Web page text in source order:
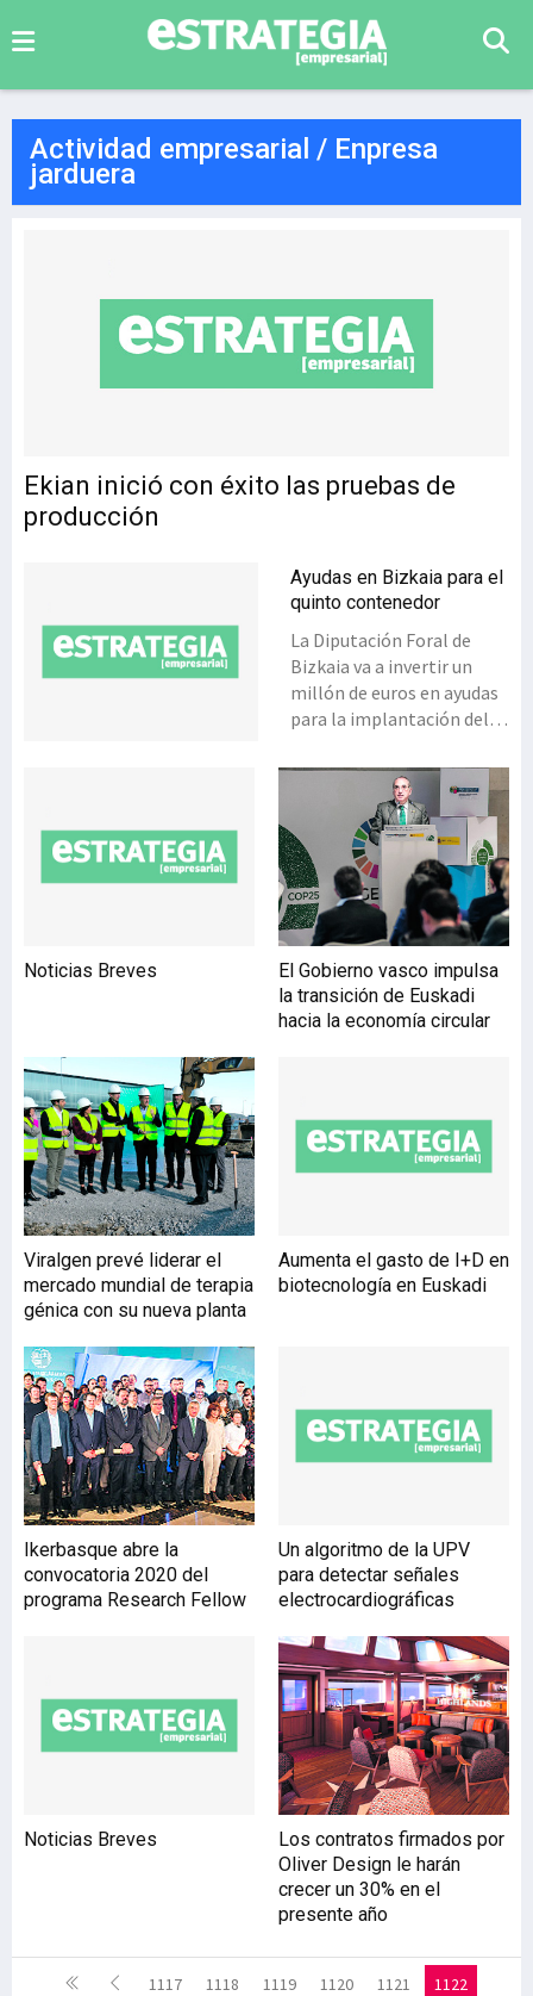
Actividad empresarial / Enpresa
jarduera
Ekian inició con éxito las pruebas de
producción
Ayudas en Bizkaia para el
quinto contenedor
La Diputación Foral de
Bizkaia va a invertir un
millón de euros en ayudas
para la implantación del
impulsar así el compostaje
de los residuos y para el
desarrollo de otras
acciones de prevención.
Estas ayudas, que se
conceden en régimen de
concurrencia competitiva,
ayuntamientos y
mancomunidades y con
ellas se financiarán cuatro
compostables, cubos
domiciliarios y llaves para
domiciliarias y
comunitarias y de
Noticias Breves
El Gobierno vasco impulsa
la transición de Euskadi
hacia la economía circular
Viralgen prevé liderar el
mercado mundial de terapia
génica con su nueva planta
Aumenta el gasto de I+D en
biotecnología en Euskadi
Ikerbasque abre la
convocatoria 2020 del
programa Research Fellow
Un algoritmo de la UPV
para detectar señales
electrocardiográficas
Noticias Breves
Los contratos firmados por
Oliver Design le harán
crecer un 30% en el
presente año
1117 1118 1119 1120 1121
1122